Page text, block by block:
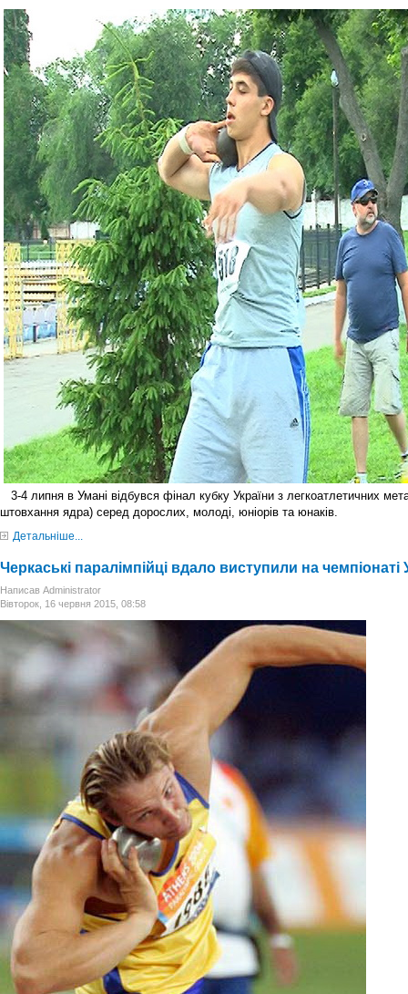
3-4 липня в Умані відбувся фінал кубку України з легкоатлетичних
штовхання ядра) серед дорослих, молоді, юніорів та юнаків.
Детальніше...
Черкаські паралімпійці вдало виступили на чемпіонаті
Написав Administrator
Вівторок, 16 червня 2015, 08:58